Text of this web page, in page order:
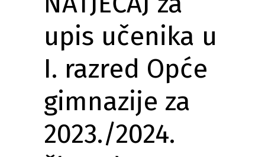
upis učenika u
I. razred Opće
gimnazije za
2023./2024.